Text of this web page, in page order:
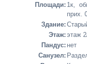
Площади: 1к,
прих.
Здание:
Этаж: этаж
Пандус: нет
Санузел: